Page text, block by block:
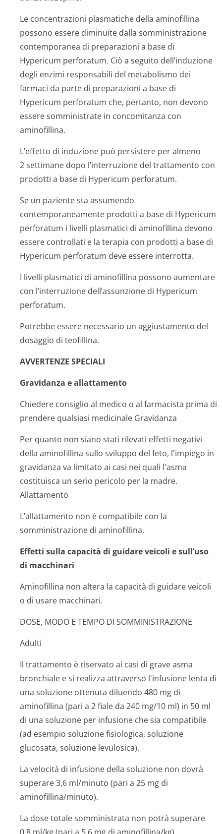
Le concentrazioni plasmatiche della aminofillina
possono essere diminuite dalla somministrazione
contemporanea di preparazioni a base di
Hypericum perforatum. Ciò a seguito dell’induzione
degli enzimi responsabili del metabolismo dei
farmaci da parte di preparazioni a base di
Hypericum perforatum che, pertanto, non devono
essere somministrate in concomitanza con
aminofillina.
L’effetto di induzione può persistere per almeno
2 settimane dopo l’interruzione del trattamento con
prodotti a base di Hypericum perforatum.
Se un paziente sta assumendo
contemporaneamente prodotti a base di Hypericum
perforatum i livelli plasmatici di aminofillina devono
essere controllati e la terapia con prodotti a base di
Hypericum perforatum deve essere interrotta.
I livelli plasmatici di aminofillina possono aumentare
con l’interruzione dell’assunzione di Hypericum
perforatum.
Potrebbe essere necessario un aggiustamento del
dosaggio di teofillina.
AVVERTENZE SPECIALI
Gravidanza e allattamento
Chiedere consiglio al medico o al farmacista prima di
prendere qualsiasi medicinale Gravidanza
Per quanto non siano stati rilevati effetti negativi
della aminofillina sullo sviluppo del feto, l'impiego in
gravidanza va limitato ai casi nei quali l'asma
costituisca un serio pericolo per la madre.
Allattamento
L’allattamento non è compatibile con la
somministrazione di aminofillina.
Effetti sulla capacità di guidare veicoli e sull’uso
di macchinari
Aminofillina non altera la capacità di guidare veicoli
o di usare macchinari.
DOSE, MODO E TEMPO DI SOMMINISTRAZIONE
Adulti
Il trattamento è riservato ai casi di grave asma
bronchiale e si realizza attraverso l'infusione lenta di
una soluzione ottenuta diluendo 480 mg di
aminofillina (pari a 2 fiale da 240 mg/10 ml) in 50 ml
di una soluzione per infusione che sia compatibile
(ad esempio soluzione fisiologica, soluzione
glucosata, soluzione levulosica).
La velocità di infusione della soluzione non dovrà
superare 3,6 ml/minuto (pari a 25 mg di
aminofillina/mi­nuto).
La dose totale somministrata non potrà superare